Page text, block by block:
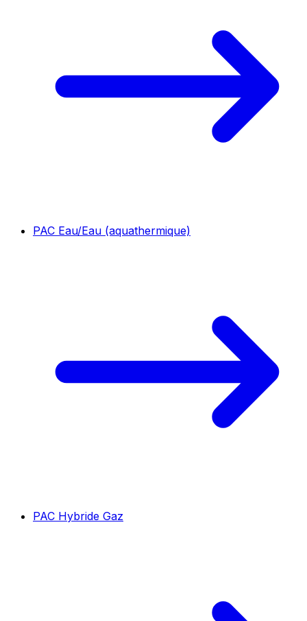
PAC Eau/Eau (aquathermique)
PAC Hybride Gaz